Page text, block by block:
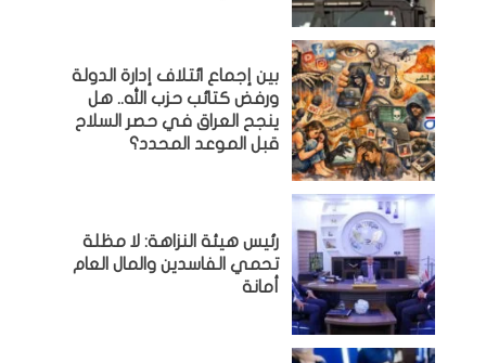
بين إجماع ائتلاف إدارة الدولة
ورفض كتائب حزب الله.. هل
ينجح العراق في حصر السلاح
قبل الموعد المحدد؟
رئيس هيئة النزاهة: لا مظلة
تحمي الفاسدين والمال العام
أمانة